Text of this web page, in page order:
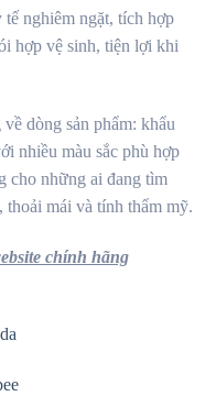
tế nghiêm ngặt, tích hợp
hợp vệ sinh, tiện lợi khi
dòng sản phẩm: khẩu
nhiều màu sắc phù hợp
cho những ai đang tìm
thoải mái và tính thẩm mỹ.
chính hãng